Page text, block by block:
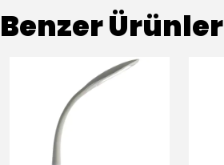
Benzer Ürünler